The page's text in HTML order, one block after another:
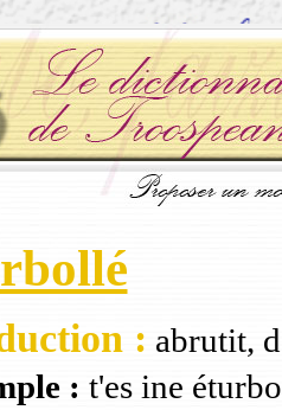
: abrutit,
: t'es ine